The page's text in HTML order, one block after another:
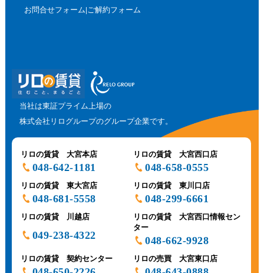
お問合せフォーム ご解約フォーム
当社は東証プライム上場の
株式会社リログループのグループ企業です。
リロの賃貸 大宮本店
048-642-1181
リロの賃貸 大宮西口店
048-658-0555
リロの賃貸 東大宮店
048-681-5558
リロの賃貸 東川口店
048-299-6661
リロの賃貸 川越店
049-238-4322
リロの賃貸 大宮西口情報セン
ター
048-662-9928
リロの賃貸 契約センター リロの売買 大宮東口店